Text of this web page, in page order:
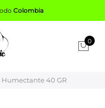
Colombia
0
Humectante 40 GR